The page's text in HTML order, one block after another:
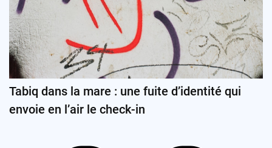
Tabiq dans la mare : une fuite d’identité qui
envoie en l’air le check-in